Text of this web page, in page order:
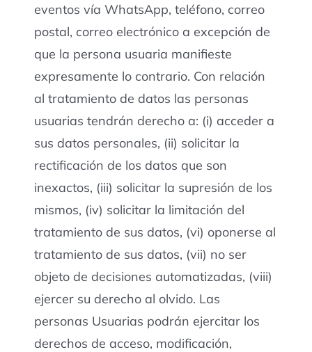
eventos vía WhatsApp, teléfono, correo
postal, correo electrónico a excepción de
que la persona usuaria manifieste
expresamente lo contrario. Con relación
al tratamiento de datos las personas
usuarias tendrán derecho a: (i) acceder a
sus datos personales, (ii) solicitar la
rectificación de los datos que son
inexactos, (iii) solicitar la supresión de los
mismos, (iv) solicitar la limitación del
tratamiento de sus datos, (vi) oponerse al
tratamiento de sus datos, (vii) no ser
objeto de decisiones automatizadas, (viii)
ejercer su derecho al olvido. Las
personas Usuarias podrán ejercitar los
derechos de acceso, modificación,